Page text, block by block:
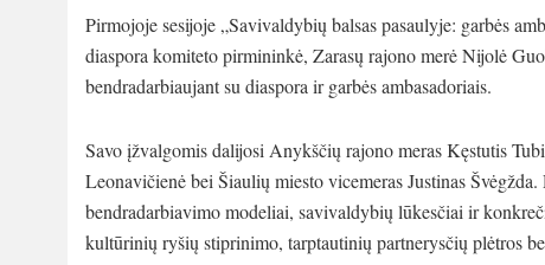
Pirmojoje sesijoje „Savivaldybių balsas pasaulyje: garbės
diaspora komiteto pirmininkė, Zarasų rajono merė Nijolė
bendradarbiaujant su diaspora ir garbės ambasadoriais.
Savo įžvalgomis dalijosi Anykščių rajono meras Kęstutis
Leonavičienė bei Šiaulių miesto vicemeras Justinas
bendradarbiavimo modeliai, savivaldybių lūkesčiai ir
kultūrinių ryšių stiprinimo, tarptautinių partnerysčių plėtros